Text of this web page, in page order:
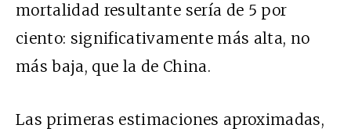
mortalidad resultante sería de 5 por
ciento: significativamente más alta, no
más baja, que la de China.
Las primeras estimaciones aproximadas,